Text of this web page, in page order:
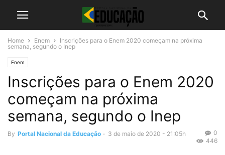
Home Enem
Inscrições para o Enem 2020 começam na próxima
semana, segundo o Inep
Enem
Inscrições para o Enem 2020
começam na próxima
semana, segundo o Inep
By Portal Nacional da Educação - 3 de maio de 2020 - 21:05h
0
446